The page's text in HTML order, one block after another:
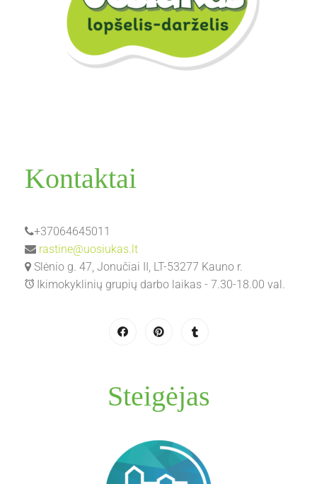
Kontaktai
+37064645011
rastine@uosiukas.lt
Slėnio g. 47, Jonučiai II, LT-53277 Kauno r.
Ikimokyklinių grupių darbo laikas - 7.30-18.00 val.
Steigėjas